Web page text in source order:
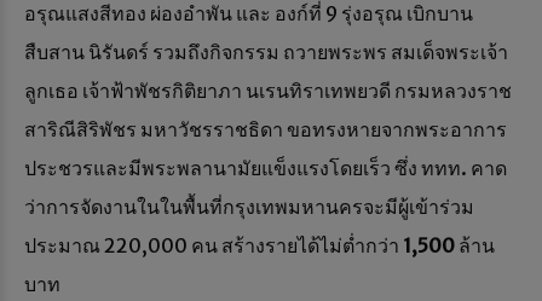
อรุณแสงสีทอง ผ่องอำพัน และ องก์ที่ 9 รุ่งอรุณ เบิกบาน
สืบสาน นิรันดร์ รวมถึงกิจกรรม ถวายพระพร สมเด็จพระเจ้า
ลูกเธอ เจ้าฟ้าพัชรกิติยาภา นเรนทิราเทพยวดี กรมหลวงราช
สาริณีสิริพัชร มหาวัชรราชธิดา ขอทรงหายจากพระอาการ
ประชวรและมีพระพลานามัยแข็งแรงโดยเร็ว ซึ่ง ททท. คาด
ว่าการจัดงานในในพื้นที่กรุงเทพมหานครจะมีผู้เข้าร่วม
ประมาณ 220,000 คน สร้างรายได้ไม่ต่ำกว่า 1,500 ล้าน
บาท